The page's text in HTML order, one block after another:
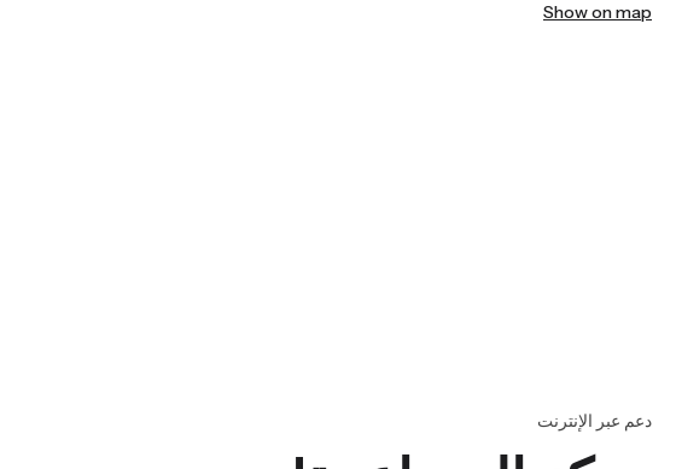
Show on map
دعم عبر الإنترنت